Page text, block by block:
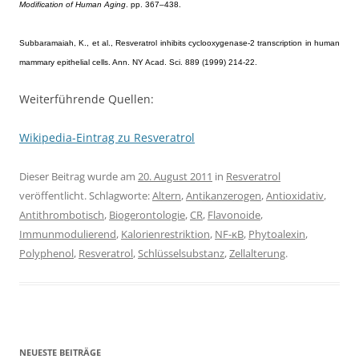
Modification of Human Aging. pp. 367–438.
Subbaramaiah, K., et al., Resveratrol inhibits cyclooxygenase-2 transcription in human
mammary epithelial cells. Ann. NY Acad. Sci. 889 (1999) 214-22.
Weiterführende Quellen:
Wikipedia-Eintrag zu Resveratrol
Dieser Beitrag wurde am 20. August 2011 in Resveratrol
veröffentlicht. Schlagworte:Altern,Antikanzerogen,Antioxidativ,
Antithrombotisch, Biogerontologie,CR, Flavonoide,
Immunmodulierend, Kalorienrestriktion, NF-κB, Phytoalexin,
Polyphenol, Resveratrol,Schlüsselsubstanz,Zellalterung.
NEUESTE BEITRÄGE